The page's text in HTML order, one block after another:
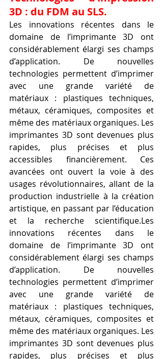
3D : du FDM au SLS.
Les innovations récentes dans le
domaine de l’imprimante 3D ont
considérablement élargi ses champs
d’application. De nouvelles
technologies permettent d’imprimer
avec une grande variété de
matériaux : plastiques techniques,
métaux, céramiques, composites et
même des matériaux organiques. Les
imprimantes 3D sont devenues plus
rapides, plus précises et plus
accessibles financièrement. Ces
avancées ont ouvert la voie à des
usages révolutionnaires, allant de la
production industrielle à la création
artistique, en passant par l’éducation
et la recherche scientifique.Les
innovations récentes dans le
domaine de l’imprimante 3D ont
considérablement élargi ses champs
d’application. De nouvelles
technologies permettent d’imprimer
avec une grande variété de
matériaux : plastiques techniques,
métaux, céramiques, composites et
même des matériaux organiques. Les
imprimantes 3D sont devenues plus
rapides, plus précises et plus